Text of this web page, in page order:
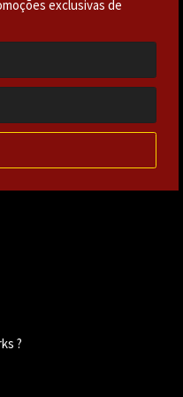
exclusivas de
?